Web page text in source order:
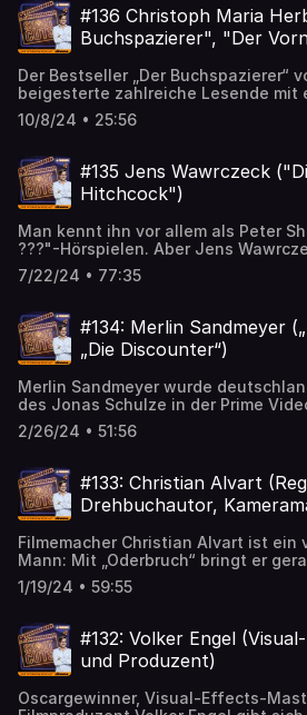
#136 Christoph Maria
Buchspazierer", "Der
Der Bestseller „Der Buchspazierer“
beigesterte zahlreiche Lesende mit
einen alten Mann, der in seinem Dorf
ausliefert – und der von einem
Herbst spielt den Buchspazierer
Rolle, in der er sich zunächst gar
Gespräch mit Carolin Streckmann
wichtig die emotionale Tiefe in
und warum „Der Buchspazierer“ für
Schafspelz ist.
10/8/24 • 25:56
#135 Jens Wawrczeck
Hitchcock")
Man kennt ihn vor allem als Peter
???"-Hörspielen. Aber Jens
Hörbuchsprecher, Sänger,
Experte. In seinem Buch "How to
Noelle spricht er darüber, warum er
seinem ehemaligen Deutschlehrer
Hitchcock zu Schauspielerinnen
hat.
7/22/24 • 77:35
#134: Merlin Sandmeyer
„Die Discounter“)
Merlin Sandmeyer wurde
des Jonas Schulze in der Prime
Discounter“ berühmt. Neben dem
überzeugt er aber auch das
8. März). Mit Lennart Schaefer
Rollen, die Entstehung des viralen
und die Vereinbarkeit von Film und
2/26/24 • 51:56
#133: Christian Alvart
Drehbuchautor,
Filmemacher Christian Alvart ist
Mann: Mit „Oderbruch“ bringt er
ARD-Serie ins Fernsehen, die
Genrebruch überraschen wird. Mit
für ZDFneo fort. Und dann steht
– eine später Fortsetzung zum
„Django“ (1966) mit Franco Nero im
und Produzent über Twists im
1/19/24 • 59:55
#132: Volker Engel
und Produzent)
Oscargewinner, Visual-Effects-